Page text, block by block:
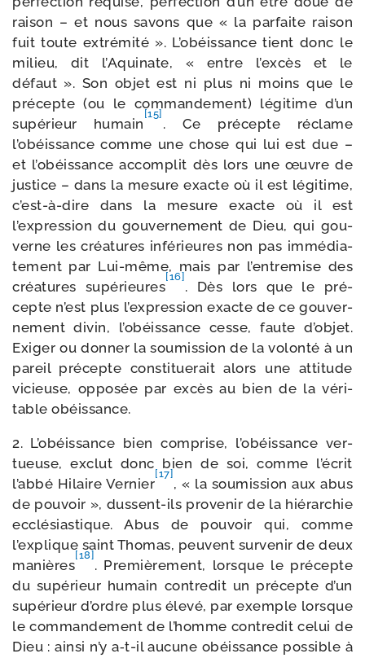
rai­son – et nous savons que « la par­faite rai­son
fuit toute extré­mi­té ». L’obéissance tient donc le
milieu, dit l’Aquinate, « entre l’excès et le
défaut ». Son objet est ni plus ni moins que le
pré­cepte (ou le com­man­de­ment) légi­time d’un
supé­rieur humain
[15]
. Ce pré­cepte réclame
l’obéissance comme une chose qui lui est due –
et l’obéissance accom­plit dès lors une œuvre de
jus­tice – dans la mesure exacte où il est légi­time,
c’est-à-dire dans la mesure exacte où il est
l’expression du gou­ver­ne­ment de Dieu, qui gou­
verne les créa­tures infé­rieures non pas immé­dia­
te­ment par Lui-​même, mais par l’entremise des
créa­tures supé­rieures
[16]
. Dès lors que le pré­
cepte n’est plus l’expression exacte de ce gou­ver­
ne­ment divin, l’obéissance cesse, faute d’objet.
Exiger ou don­ner la sou­mis­sion de la volon­té à un
pareil pré­cepte consti­tue­rait alors une atti­tude
vicieuse, oppo­sée par excès au bien de la véri­
table obéissance.
2. L’obéissance bien com­prise, l’obéissance ver­
tueuse, exclut donc bien de soi, comme l’écrit
l’abbé Hilaire Vernier
[17]
, « la sou­mis­sion aux abus
de pou­voir », dussent-​ils pro­ve­nir de la hié­rar­chie
ecclé­sias­tique. Abus de pou­voir qui, comme
l’explique saint Thomas, peuvent sur­ve­nir de deux
manières
[18]
. Premièrement, lorsque le pré­cepte
du supé­rieur humain contre­dit un pré­cepte d’un
supé­rieur d’ordre plus éle­vé, par exemple lorsque
le com­man­de­ment de l’homme contre­dit celui de
Dieu : ain­si n’y a‑t-​il aucune obéis­sance pos­sible à